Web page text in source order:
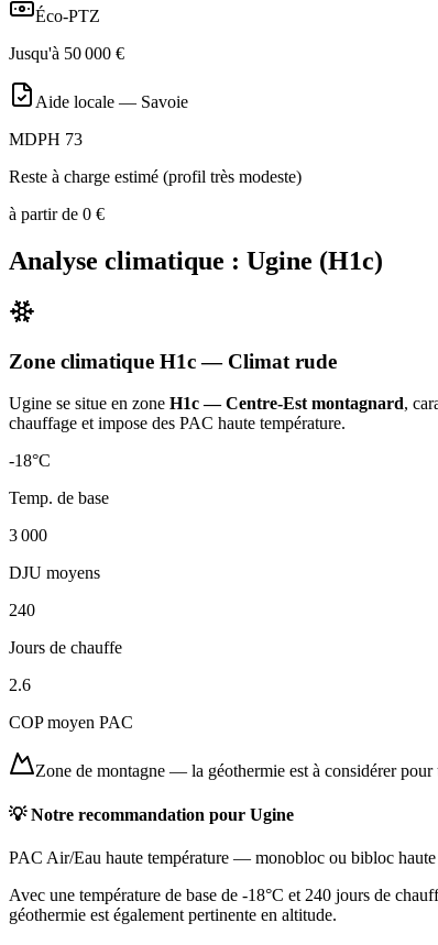
Éco-PTZ
Jusqu'à 50 000 €
Aide locale — Savoie
MDPH 73
Reste à charge estimé (profil très modeste)
à partir de 0 €
Analyse climatique : Ugine (H1c)
Zone climatique H1c— Climat rude
Ugine se situe en zone H1c — Centre-Est montagnard,
chauffage et impose des PAC haute température.
-18°C
Temp. de base
3 000
DJU moyens
240
Jours de chauffe
2.6
COP moyen PAC
Zone de montagne — la géothermie est à considérer
💡 Notre recommandation pour Ugine
PAC Air/Eau haute température — monobloc ou bibloc
Avec une température de base de -18°C et 240 jours de
géothermie est également pertinente en altitude.